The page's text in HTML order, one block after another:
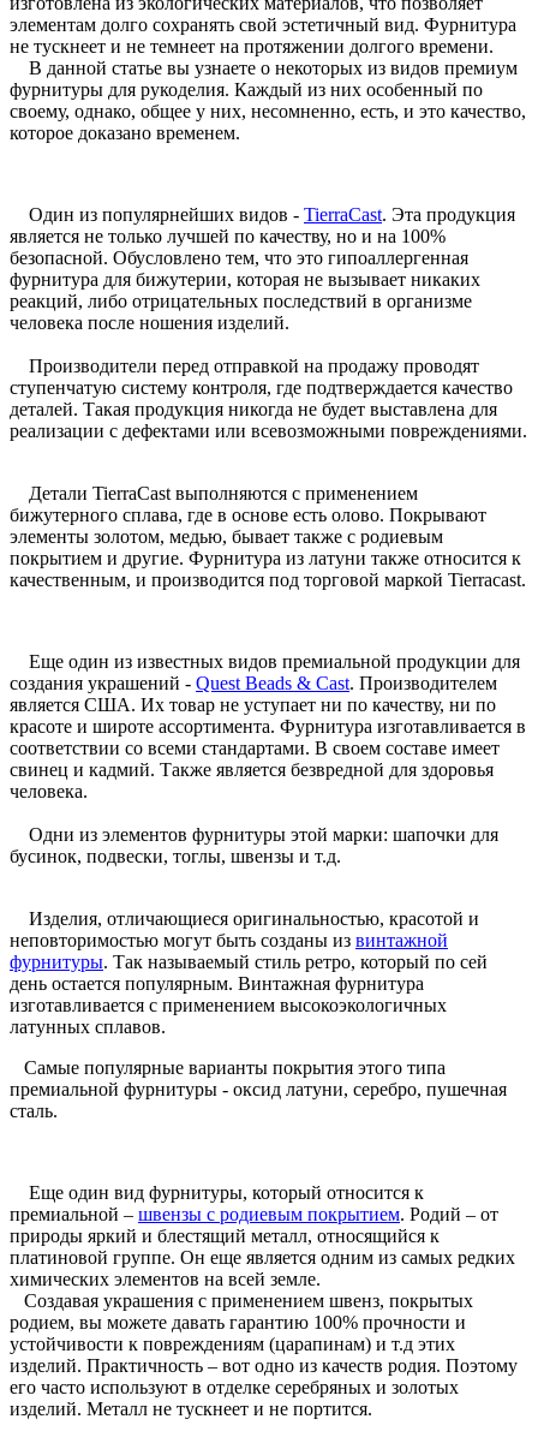
элементам долго сохранять свой эстетичный вид. Фурнитура
не тускнеет и не темнеет на протяжении долгого времени.
В данной статье вы узнаете о некоторых из видов премиум
фурнитуры для рукоделия. Каждый из них особенный по
своему, однако, общее у них, несомненно, есть, и это качество,
которое доказано временем.
Один из популярнейших видов - TierraCast. Эта продукция
является не только лучшей по качеству, но и на 100%
безопасной. Обусловлено тем, что это гипоаллергенная
фурнитура для бижутерии, которая не вызывает никаких
реакций, либо отрицательных последствий в организме
человека после ношения изделий.
Производители перед отправкой на продажу проводят
ступенчатую систему контроля, где подтверждается качество
деталей. Такая продукция никогда не будет выставлена для
реализации с дефектами или всевозможными повреждениями.
Детали TierraCast выполняются с применением
бижутерного сплава, где в основе есть олово. Покрывают
элементы золотом, медью, бывает также с родиевым
покрытием и другие. Фурнитура из латуни также относится к
качественным, и производится под торговой маркой Tierracast.
Еще один из известных видов премиальной продукции для
создания украшений - Quest Beads & Cast. Производителем
является США. Их товар не уступает ни по качеству, ни по
красоте и широте ассортимента. Фурнитура изготавливается в
соответствии со всеми стандартами. В своем составе имеет
свинец и кадмий. Также является безвредной для здоровья
человека.
Одни из элементов фурнитуры этой марки: шапочки для
бусинок, подвески, тоглы, швензы и т.д.
Изделия, отличающиеся оригинальностью, красотой и
неповторимостью могут быть созданы из винтажной
фурнитуры. Так называемый стиль ретро, который по сей
день остается популярным. Винтажная фурнитура
изготавливается с применением высокоэкологичных
латунных сплавов.
Самые популярные варианты покрытия этого типа
премиальной фурнитуры - оксид латуни, серебро, пушечная
сталь.
Еще один вид фурнитуры, который относится к
премиальной – швензы с родиевым покрытием. Родий – от
природы яркий и блестящий металл, относящийся к
платиновой группе. Он еще является одним из самых редких
химических элементов на всей земле.
Создавая украшения с применением швенз, покрытых
родием, вы можете давать гарантию 100% прочности и
устойчивости к повреждениям (царапинам) и т.д этих
изделий. Практичность – вот одно из качеств родия. Поэтому
его часто используют в отделке серебряных и золотых
изделий. Металл не тускнеет и не портится.